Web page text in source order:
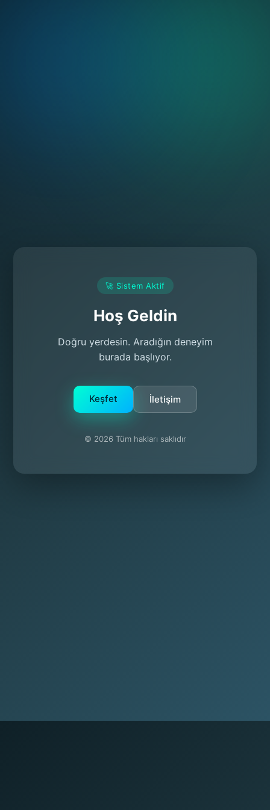
🚀 Sistem Aktif
Hoş Geldin
Doğru yerdesin. Aradığın deneyim
burada başlıyor.
Keşfet İletişim
© 2026 Tüm hakları saklıdır